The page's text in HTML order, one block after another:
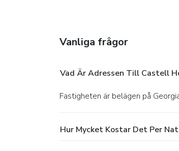
Vanliga frågor
Vad Är Adressen Till Castell
Fastigheten är belägen på
Hur Mycket Kostar Det Per